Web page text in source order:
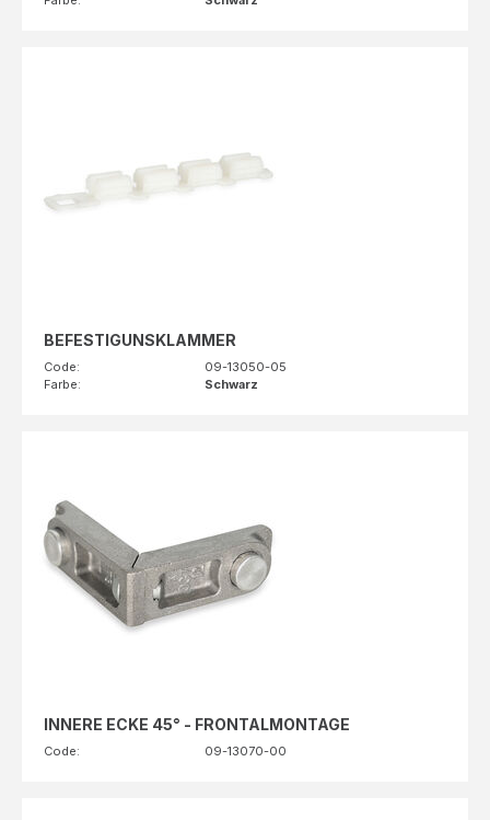
BEFESTIGUNSKLAMMER
Code:
09-13050-05
Farbe:
Schwarz
INNERE ECKE 45° - FRONTALMONTAGE
Code: 09-13070-00